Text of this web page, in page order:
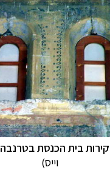
קירות בית הכנסת בטרנבה
וייס)